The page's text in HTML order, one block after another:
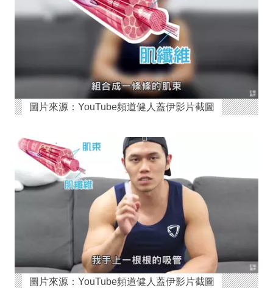
圖片來源：YouTube頻道健人蓋伊影片截圖
圖片來源：YouTube頻道健人蓋伊影片截圖